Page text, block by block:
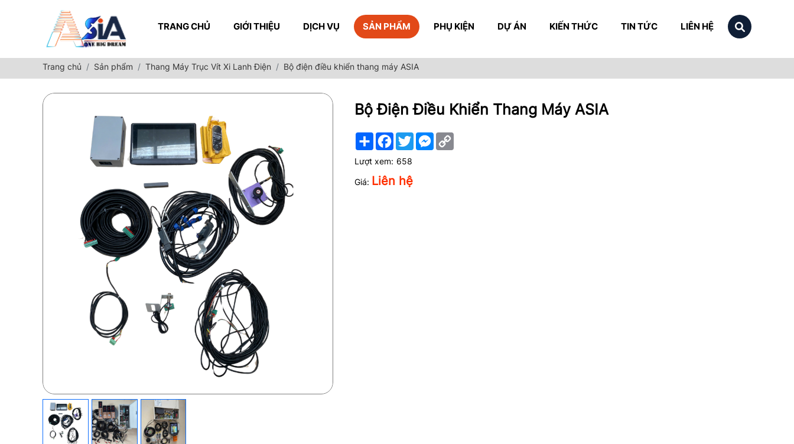
TRANG CHỦ GIỚI THIỆU DỊCH VỤ SẢN PHẨM PHỤ KIỆN DỰ ÁN KIẾN THỨC TIN TỨC LIÊN HỆ
Trang chủ Sản phẩm Thang Máy Trục Vít Xi Lanh Điện Bộ điện điều khiển thang máy ASIA
Bộ Điện Điều Khiển Thang Máy ASIA
Share Facebook
TwitterMessenger
Lượt xem: 658
Giá: Liên hệ